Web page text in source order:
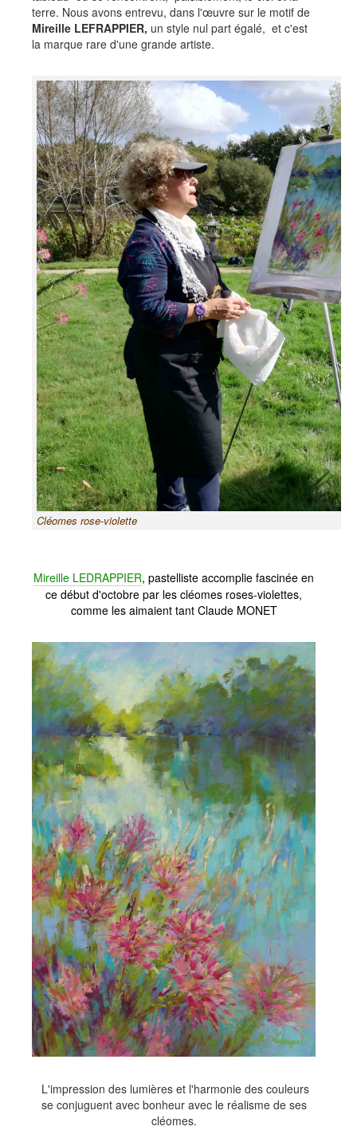
terre. Nous avons entrevu, dans l'œuvre sur le motif de
Mireille LEFRAPPIER, un style nul part égalé, et c'est
la marque rare d'une grande artiste.
Cléomes rose-violette
Mireille LEDRAPPIER, pastelliste accomplie fascinée en
ce début d'octobre par les cléomes roses-violettes,
comme les aimaient tant Claude MONET
L'impression des lumières et l'harmonie des couleurs
se conjuguent avec bonheur avec le réalisme de ses
cléomes.